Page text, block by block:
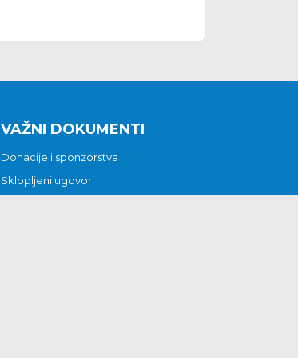
VAŽNI DOKUMENTI
Donacije i sponzorstva
Sklopljeni ugovori